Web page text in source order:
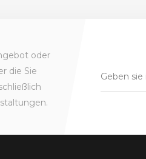
oder
die Sie